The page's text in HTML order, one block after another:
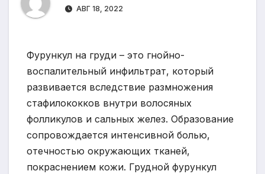
АВГ 18, 2022
Фурункул на груди – это гнойно-
воспалительный инфильтрат, который
развивается вследствие размножения
стафилококков внутри волосяных
фолликулов и сальных желез. Образование
сопровождается интенсивной болью,
отечностью окружающих тканей,
покраснением кожи. Грудной фурункул